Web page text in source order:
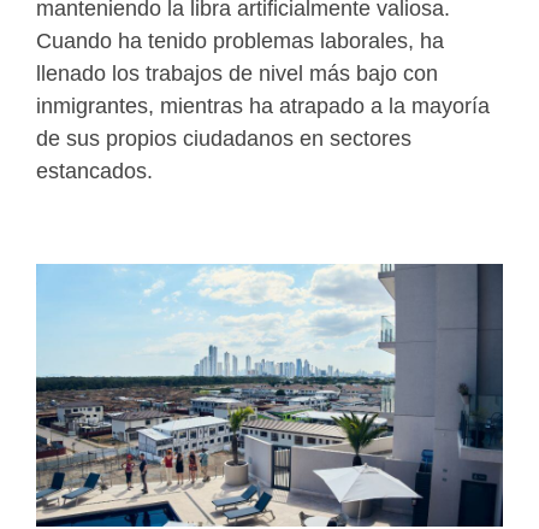
manteniendo la libra artificialmente valiosa.
Cuando ha tenido problemas laborales, ha
llenado los trabajos de nivel más bajo con
inmigrantes, mientras ha atrapado a la mayoría
de sus propios ciudadanos en sectores
estancados.